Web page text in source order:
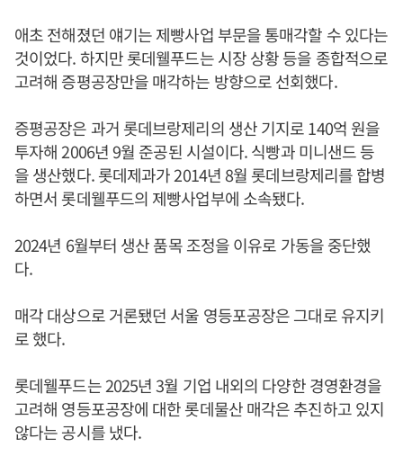
애초 전해졌던 얘기는 제빵사업 부문을 통매각할 수 있다는
것이었다. 하지만 롯데웰푸드는 시장 상황 등을 종합적으로
고려해 증평공장만을 매각하는 방향으로 선회했다.
증평공장은 과거 롯데브랑제리의 생산 기지로 140억 원을
투자해 2006년 9월 준공된 시설이다. 식빵과 미니샌드 등
을 생산했다. 롯데제과가 2014년 8월 롯데브랑제리를 합병
하면서 롯데웰푸드의 제빵사업부에 소속됐다.
2024년 6월부터 생산 품목 조정을 이유로 가동을 중단했
다.
매각 대상으로 거론됐던 서울 영등포공장은 그대로 유지키
로 했다.
롯데웰푸드는 2025년 3월 기업 내외의 다양한 경영환경을
고려해 영등포공장에 대한 롯데물산 매각은 추진하고 있지
않다는 공시를 냈다.